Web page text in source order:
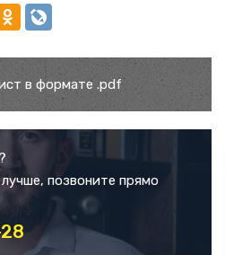
в формате .pdf
позвоните прямо